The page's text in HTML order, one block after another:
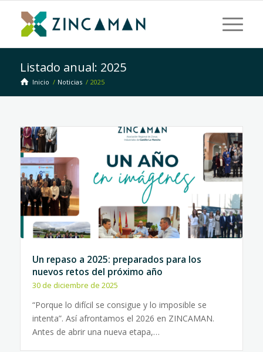
Listado anual: 2025
Inicio / Noticias / 2025
Un repaso a 2025: preparados para los
nuevos retos del próximo año
30 de diciembre de 2025
“Porque lo difícil se consigue y lo imposible se
intenta”. Así afrontamos el 2026 en ZINCAMAN.
Antes de abrir una nueva etapa,…